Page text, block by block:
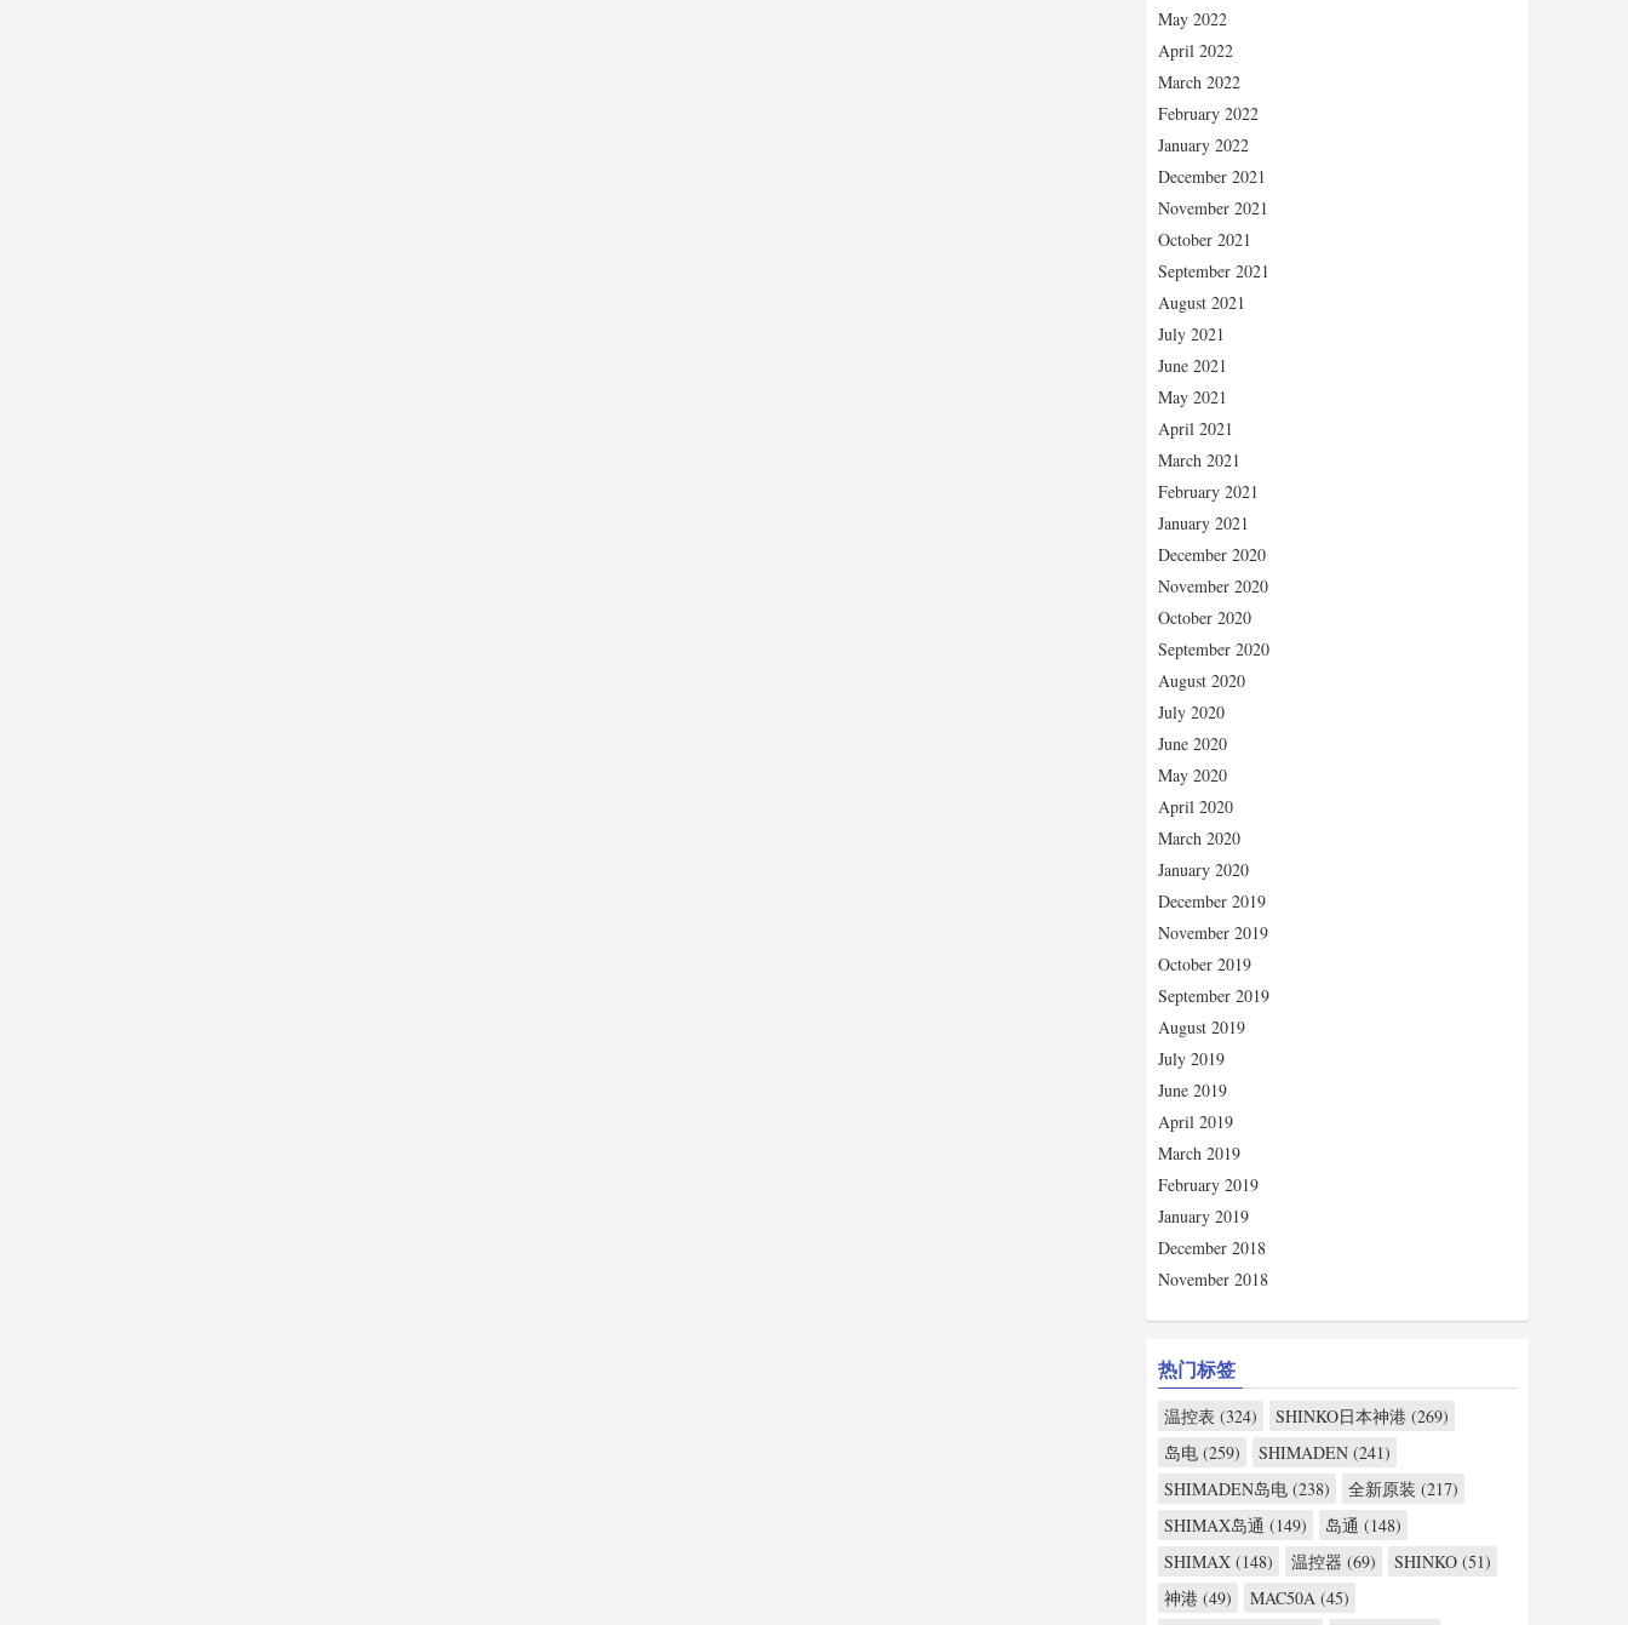
May 2022
April 2022
March 2022
February 2022
January 2022
December 2021
November 2021
October 2021
September 2021
August 2021
July 2021
June 2021
May 2021
April 2021
March 2021
February 2021
January 2021
December 2020
November 2020
October 2020
September 2020
August 2020
July 2020
June 2020
May 2020
April 2020
March 2020
January 2020
December 2019
November 2019
October 2019
September 2019
August 2019
July 2019
June 2019
April 2019
March 2019
February 2019
January 2019
December 2018
November 2018
热门标签
温控表 (324)
SHINKO日本神港 (269)
岛电 (259)
SHIMADEN (241)
SHIMADEN岛电 (238)
全新原装 (217)
SHIMAX岛通 (149)
岛通 (148)
SHIMAX (148)
温控器 (69)
SHINKO (51)
神港 (49)
MAC50A (45)